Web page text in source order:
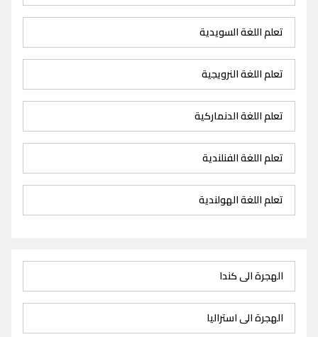
تعلم اللغة السويدية
تعلم اللغة النرويجية
تعلم اللغة الدنماركية
تعلم اللغة الفنلندية
تعلم اللغة الهولندية
الهجرة الى كندا
الهجرة الى استراليا